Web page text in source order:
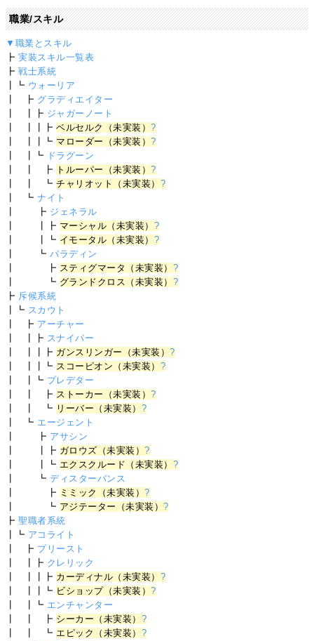
職業/スキル
▼職業とスキル
┣実装スキル一覧表
┣戦士系統
┃┗ ウォーリア
┃ ┣ グラディエイター
┃ ┃┣ ジャガーノート
┃ ┃┃┣ベルセルク（未実装）?
┃ ┃┃┗ マローダー（未実装）?
┃ ┃┗ ドラグーン
┃ ┃ ┣ トルーパー（未実装）?
┃ ┃ ┗チャリオット（未実装） ?
┃ ┗ナイト
┃ ┣ ジェネラル
┃ ┃┣ マーシャル（未実装） ?
┃ ┃┗ イモータル（未実装） ?
┃ ┗パラディン
┃ ┣ スティグマータ（未実装） ?
┃ ┗ グランドクロス（未実装） ?
┣ 斥候系統
┃┗ スカウト
┃ ┣ アーチャー
┃ ┃┣ スナイパー
┃ ┃┃┣ ガンスリンガー（未実装）?
┃ ┃┃┗ スコーピオン（未実装） ?
┃ ┃┗ プレデター
┃ ┃ ┣ ストーカー（未実装）?
┃ ┃ ┗ リーバー（未実装） ?
┃ ┗ エージェント
┃ ┣ アサシン
┃ ┃┣ ガロウズ（未実装）?
┃ ┃┗ エクスクルード（未実装） ?
┃ ┗ディスターバンス
┃ ┣ ミミック（未実装）?
┃ ┗ アジテーター（未実装）?
┣聖職者系統
┃┗ アコライト
┃ ┣ プリースト
┃ ┃┣ クレリック
┃ ┃┃┣ カーディナル（未実装） ?
┃ ┃┃┗ ビショップ（未実装）?
┃ ┃┗ エンチャンター
┃ ┃ ┣ シーカー（未実装） ?
┃ ┃ ┗ エピック（未実装） ?